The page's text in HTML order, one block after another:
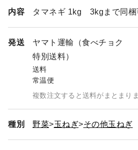
※野菜の端境期には、自然食品をお
ん。
ご了承ください。
け日をご指定の方は特記事項にその
★【送料節約：専用セットをお作り
掲載商品の中から欲しい物と数量を
内容 タマネギ 1kg 3kgまで同梱
発送
ヤマト運輸（食べチョク
特別送料）
送料
常温便
複数注文すると送料がまとまりま
種別 野菜 玉ねぎ その他玉ねぎ